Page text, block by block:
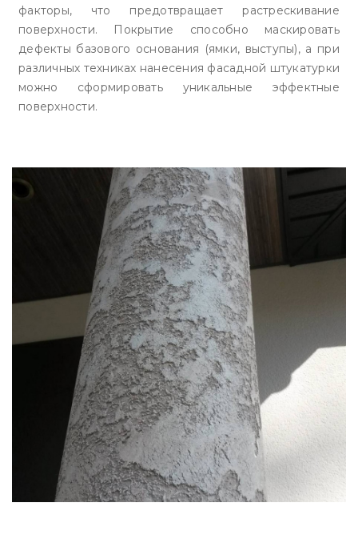
факторы, что предотвращает растрескивание
поверхности. Покрытие способно маскировать
дефекты базового основания (ямки, выступы), а при
различных техниках нанесения фасадной штукатурки
можно сформировать уникальные эффектные
поверхности.